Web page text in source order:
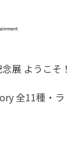
展 ようこそ！
全11種・ラ